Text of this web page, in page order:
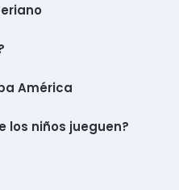
América
los niños jueguen?